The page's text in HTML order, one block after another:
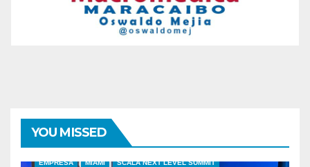
YOU MISSED
EMPRESA MIAMI SCALA NEXT LEVEL SUMMIT